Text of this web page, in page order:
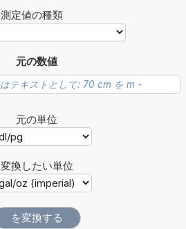
測定値の種類
元の数値
元の単位
変換したい単位